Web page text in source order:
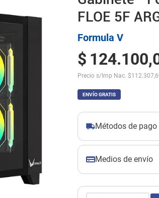
FLOE 5F
Formula V
$ 124.100,
Precio s/Imp Nac. $
ENVÍO GRATIS
Métodos de pago
Medios de envío